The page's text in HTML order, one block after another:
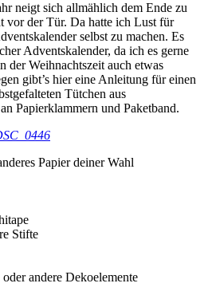
neigt sich allmählich dem Ende zu
vor der Tür. Da hatte ich Lust für
selbst zu machen. Es
Adventskalender, da ich es gerne
der Weihnachtszeit auch etwas
gibt’s hier eine Anleitung für einen
Tütchen aus
Papierklammern und Paketband.
Papier deiner Wahl
Stifte
andere Dekoelemente